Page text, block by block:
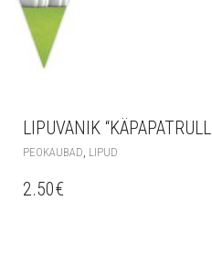
LIPUVANIK
PEOKAUBAD, LIPUD
2.50€